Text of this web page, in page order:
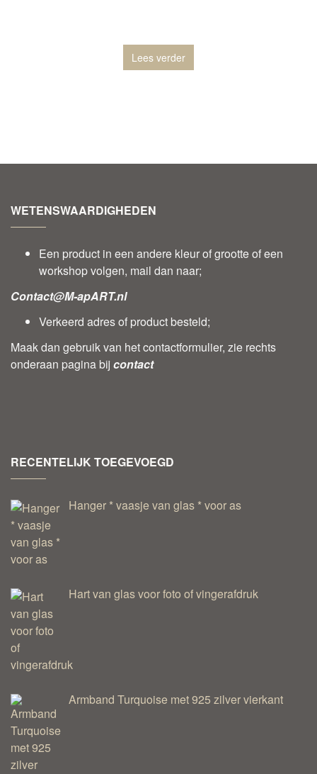
Lees verder
WETENSWAARDIGHEDEN
Een product in een andere kleur of grootte of een
workshop volgen, mail dan naar;
Contact@M-apART.nl
Verkeerd adres of product besteld;
Maak dan gebruik van het contactformulier, zie rechts
onderaan pagina bij contact
RECENTELIJK TOEGEVOEGD
Hanger * vaasje van glas * voor as
Hart van glas voor foto of vingerafdruk
Armband Turquoise met 925 zilver vierkant